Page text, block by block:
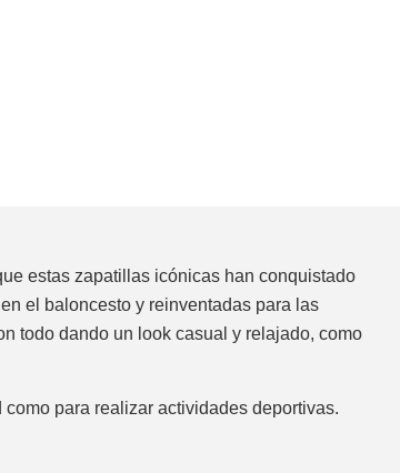
estas zapatillas icónicas han conquistado
el baloncesto y reinventadas para las
todo dando un look casual y relajado, como
para realizar actividades deportivas.